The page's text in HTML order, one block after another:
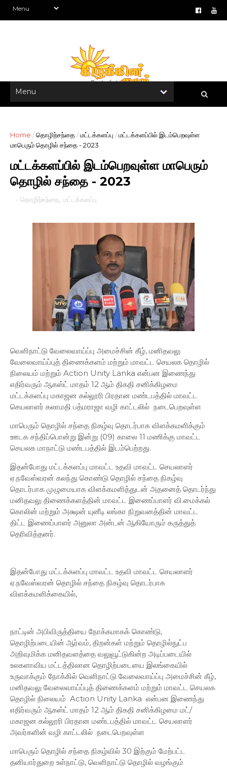
Home /தொழிற்சந்தை/மட்டக்களப்பு /மட்டக்களப்பில் இடம்பெறவுள்ள
மாபெரும் தொழில் சந்தை - 2023
மட்டக்களப்பில் இடம்பெறவுள்ள மாபெரும்
தொழில் சந்தை - 2023
- தொழிற்சந்தை மட்டக்களப்பு
வெளிநாட்டு வேலைவாய்ப்பு அமைச்சின் கீழ், மனிதவலு
வேலைவாய்ப்புத் திணைக்களம் மற்றும் மாவட்ட செயலக தொழில்
நிலையம் மற்றும் Action Unity Lanka என்பன இணைந்து
எதிர்வரும் ஆகஸ்ட் மாதம் 12 ஆம் திகதி சனிக்கிழமை
மட்டக்களப்பு மகாஜன கல்லூரி பிரதான மண்டபத்தில் மாவட்ட
செயலாளர் கலாமதி பத்மராஜா வழி காட்டலில் நடைபெறவுள்ள
மாபெரும் தொழில் சந்தை நிகழ்வு தொடர்பாக விளக்கமளிக்கும்
ஊடக சந்திப்பொன்று இன்று (09) காலை 11 மணிக்கு மாவட்ட
செயலக மாநாட்டு மண்டபத்தில் இடம்பெற்றது.
இதன்போது மட்டக்களப்பு மாவட்ட உதவி மாவட்ட செயலாளர்
ஏ.நவேஸ்வரன் கலந்து கொண்டு தொழில் சந்தை நிகழ்வு
தொடர்பாக முழுமையாக விளக்கமளித்துடன் அதனைத் தொடர்ந்து
மனிதவலு திணைக்களத்தின் மாவட்ட இணைப்பாளர் வி.மைக்கல்
கொலின் மற்றும் அக்ஷன் யுனீடி லங்கா நிறுவனத்தின் மாவட்ட
திட்ட இணைப்பாளர் அனுலா அன்டன் ஆகியோரும் கருத்துத்
தெரிவித்தனர்.
இதன்போது மட்டக்களப்பு மாவட்ட உதவி மாவட்ட செயலாளர்
ஏ.நவேஸ்வரன் தொழில் சந்தை நிகழ்வு தொடர்பாக
விளக்கமளிக்கையில்,
நாட்டின் அபிவிருத்தியை நோக்கமாகக் கொண்டு,
தொழிற்படையின் ஆர்வம், திறன்கள் மற்றும் தொழில்நுட்ப
அறிவுமிக்க மனிதவளத்தை வலுவூட்டுகின்ற அடிப்படையில்
உலகளாவிய மட்டத்திலான தொழிற்படையை இலங்கையில்
உருவாக்கும் நோக்கில் வெளிநாட்டு வேலைவாய்ப்பு அமைச்சின் கீழ்,
மனிதவலு வேலைவாய்ப்புத் திணைக்களம் மற்றும் மாவட்ட செயலக
தொழில் நிலையம் Action Unity Lanka என்பன இணைந்து
எதிர்வரும் ஆகஸ்ட் மாதம் 12 ஆம் திகதி சனிக்கிழமை மட்/
மகாஜன கல்லூரி பிரதான மண்டபத்தில் மாவட்ட செயலாளர்
அவர்களின் வழி காட்டலில் நடைபெறவுள்ள
மாபெரும் தொழில் சந்தை நிகழ்வில் 30 இற்கும் மேற்பட்ட
தனியார்துறை உள்நாட்டு, வெளிநாட்டு தொழில் வழங்கும்